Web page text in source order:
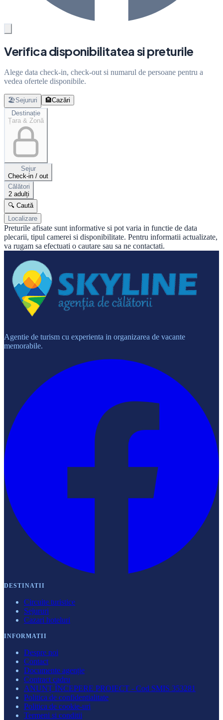
Verifica disponibilitatea si preturile
Alege data check-in, check-out si numarul de persoane pentru a
vedea ofertele disponibile.
🏖️Sejururi 🏨Cazări
Destinație
Țara & Zonă
Sejur
Check-in / out
Călători
2 adulți
🔍 Caută
Localizare
Preturile afisate sunt informative si pot varia in functie de data
plecarii, tipul camerei si disponibilitate. Pentru informatii actualizate,
va rugam sa efectuati o cautare sau sa ne contactati.
Agentie de turism cu experienta in organizarea de vacante
memorabile.
DESTINATII
Circuite turistice
Sejururi
Cazari hoteluri
INFORMATII
Despre noi
Contact
Documente agenție
Contract cadru
ANUNȚ ÎNCEPERE PROIECT - Cod SMIS 353281
Politica de confidentialitate
Politica de cookie-uri
Termeni si conditii